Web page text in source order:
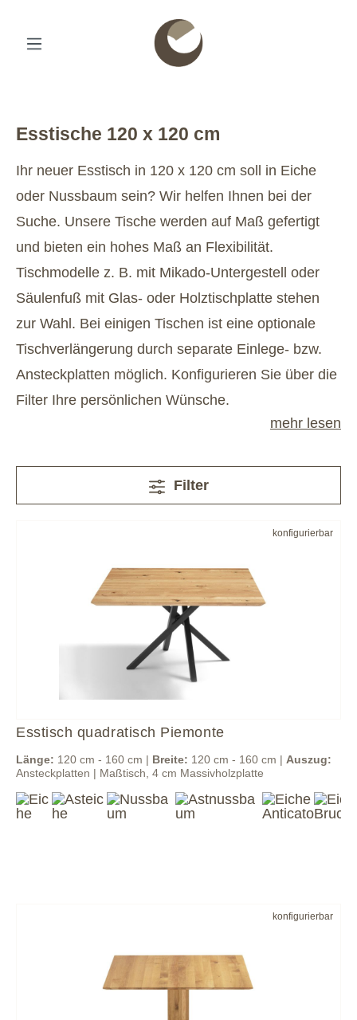
Esstische 120 x 120 cm
Ihr neuer Esstisch in 120 x 120 cm soll in Eiche
oder Nussbaum sein? Wir helfen Ihnen bei der
Suche. Unsere Tische werden auf Maß gefertigt
und bieten ein hohes Maß an Flexibilität.
Tischmodelle z. B. mit Mikado-Untergestell oder
Säulenfuß mit Glas- oder Holztischplatte stehen
zur Wahl. Bei einigen Tischen ist eine optionale
Tischverlängerung durch separate Einlege- bzw.
Ansteckplatten möglich. Konfigurieren Sie über die
Filter Ihre persönlichen Wünsche.
mehr lesen
Filter
konfigurierbar
Esstisch quadratisch Piemonte
Länge: 120 cm - 160 cm | Breite: 120 cm - 160 cm | Auszug:
Ansteckplatten | Maßtisch, 4 cm Massivholzplatte
konfigurierbar